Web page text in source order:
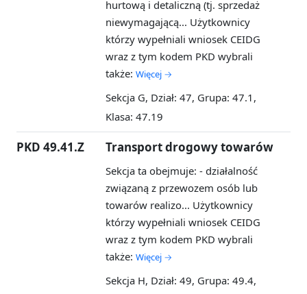
hurtową i detaliczną (tj. sprzedaż
niewymagającą... Użytkownicy
którzy wypełniali wniosek CEIDG
wraz z tym kodem PKD wybrali
także: Więcej →
Sekcja G, Dział: 47, Grupa: 47.1,
Klasa: 47.19
PKD 49.41.Z Transport drogowy towarów
Sekcja ta obejmuje: - działalność
związaną z przewozem osób lub
towarów realizo... Użytkownicy
którzy wypełniali wniosek CEIDG
wraz z tym kodem PKD wybrali
także: Więcej →
Sekcja H, Dział: 49, Grupa: 49.4,